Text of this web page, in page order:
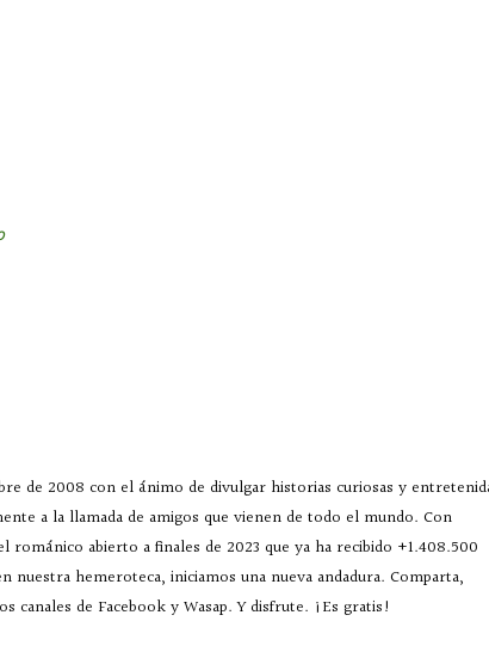
de 2008 con el ánimo de divulgar historias curiosas y
a la llamada de amigos que vienen de todo el mundo. Con
románico abierto a finales de 2023 que ya ha recibido +1.408.500
nuestra hemeroteca, iniciamos una nueva andadura. Comparta,
canales de Facebook y Wasap. Y disfrute. ¡Es gratis!